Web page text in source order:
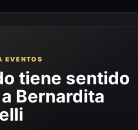
EVENTOS
tiene sentido
Bernardita